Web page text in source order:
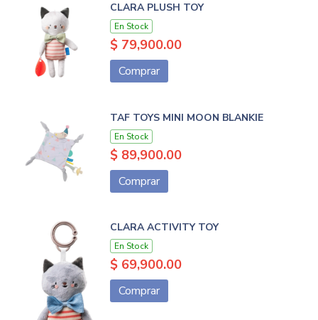
CLARA PLUSH TOY
En Stock
$ 79,900.00
Comprar
TAF TOYS MINI MOON BLANKIE
En Stock
$ 89,900.00
Comprar
CLARA ACTIVITY TOY
En Stock
$ 69,900.00
Comprar